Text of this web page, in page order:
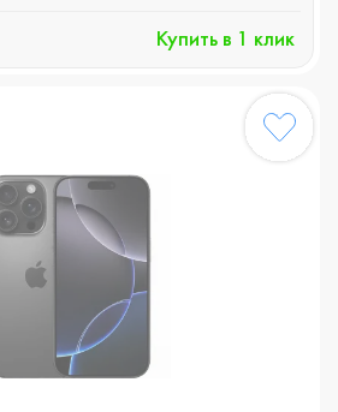
Купить в 1 клик